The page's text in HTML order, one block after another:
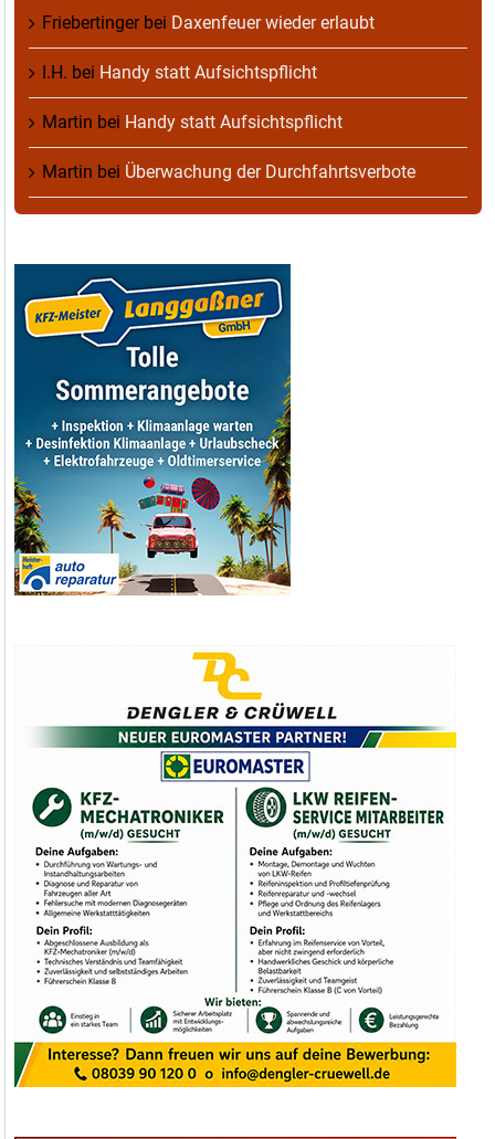
Friebertingerbei Daxenfeuer wieder erlaubt
I.H. bei Handy statt Aufsichtspflicht
Martin bei Handy statt Aufsichtspflicht
Martin bei Überwachung der Durchfahrtsverbote